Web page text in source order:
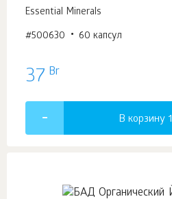
Essential Minerals
#500630 60 капсул
37 Br
В корзину 1